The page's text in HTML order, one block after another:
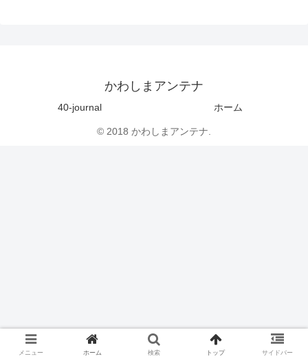
かわしまアンテナ
40-journal ホーム
© 2018 かわしまアンテナ.
メニュー ホーム 検索 トップ サイドバー